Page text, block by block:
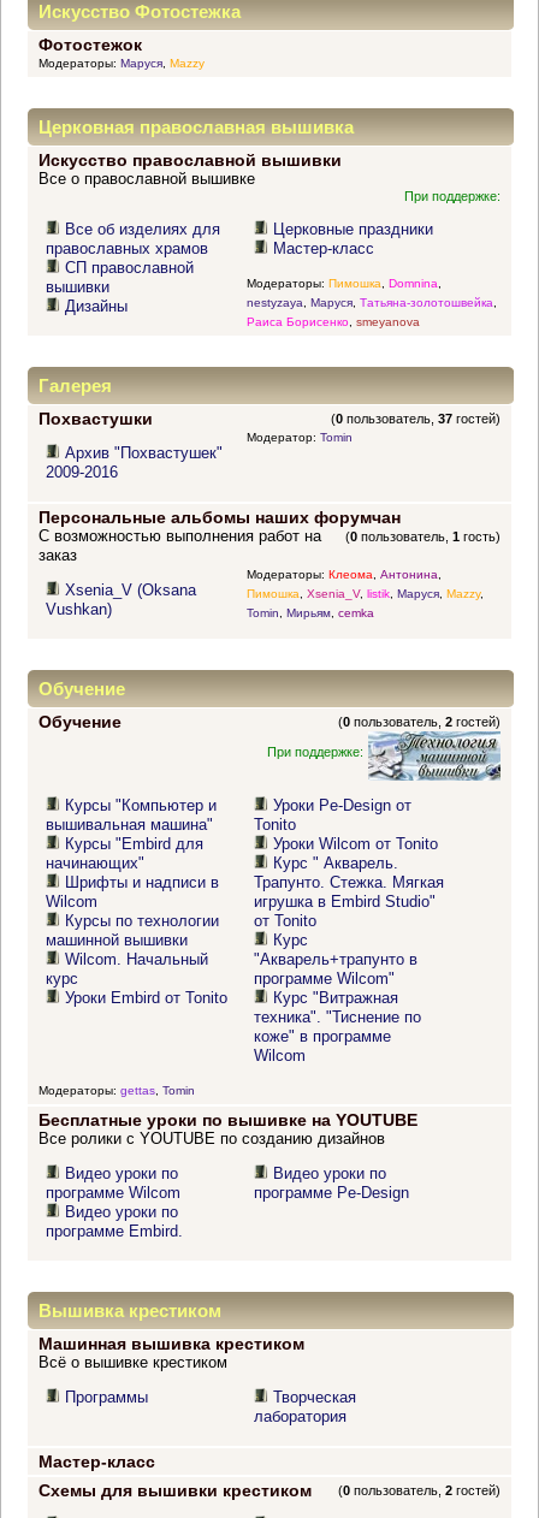
Искусство Фотостежка
Фотостежок
Модераторы: Маруся, Mazzy
Церковная православная вышивка
Искусство православной вышивки
Все о православной вышивке
При поддержке:
Все об изделиях для
православных храмов
СП православной
вышивки
Дизайны
Церковные праздники
Мастер-класс
Модераторы: Пимошка Domnina
nestyzaya
Маруся, Татьяна-золотошвейка
Раиса Борисенко, smeyanova
Галерея
Похвастушки (0 пользователь,37 гостей)
Архив "Похвастушек"
2009-2016
Модератор: Tomin
Персональные альбомы наших форумчан
(0 пользователь,1 гость)
С возможностью выполнения работ на
заказ
Xsenia_V (Oksana
Vushkan)
Модераторы: Клеома, Антонина,
Пимошка, Xsenia_V, listik, Маруся, Mazzy,
Tomin, Мирьям, cemka
Обучение
Обучение (0 пользователь,2 гостей)
При поддержке:
Курсы "Компьютер и
вышивальная машина"
Курсы "Embird для
начинающих"
Шрифты и надписи в
Wilcom
Курсы по технологии
машинной вышивки
Wilcom. Начальный
курс
Уроки Embird от Tonito
Уроки Pe-Design от
Tonito
Уроки Wilcom от Tonito
Курс " Акварель.
Трапунто. Стежка. Мягкая
игрушка в Embird Studio"
от Tonito
Курс
"Акварель+трапунто в
программе Wilcom"
Курс "Витражная
техника". "Тиснение по
коже" в программе
Wilcom
Модераторы: gettas, Tomin
Бесплатные уроки по вышивке на YOUTUBE
Все ролики с YOUTUBE по созданию дизайнов
Видео уроки по
программе Wilcom
Видео уроки по
программе Embird.
Видео уроки по
программе Pe-Design
Вышивка крестиком
Машинная вышивка крестиком
Всё о вышивке крестиком
Программы
Творческая
лаборатория
Мастер-класс
Схемы для вышивки крестиком
(0 пользователь,2 гостей)